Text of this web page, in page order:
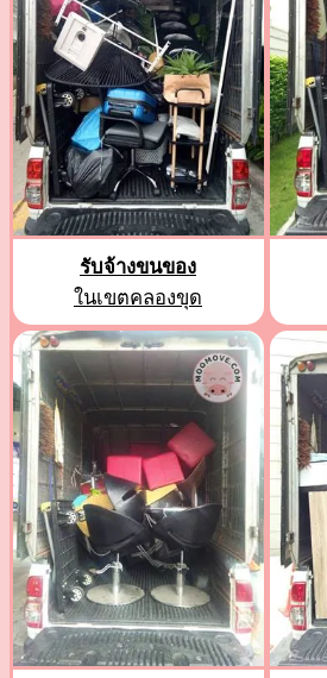
รับจ้างขนของ
ในเขตคลองขุด